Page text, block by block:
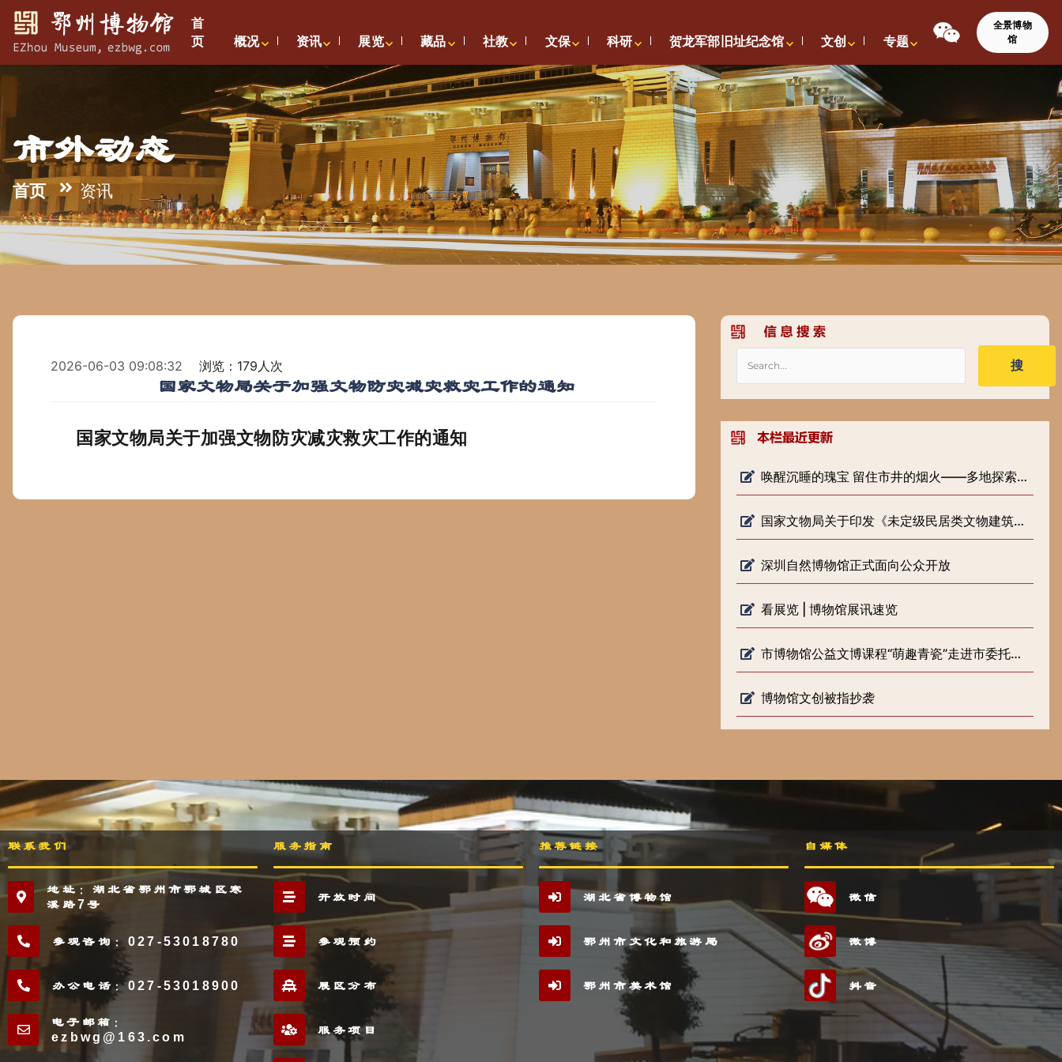
首
页
概况 资讯 展览 藏品 社教 文保 科研 贺龙军部旧址纪念馆 文创 专题
全景博物
馆
市外动态
首页 资讯
2026-06-03 09:08:32 浏览：179人次
国家文物局关于加强文物防灾减灾救灾工作的通知
国家文物局关于加强文物防灾减灾救灾工作的通知
搜
唤醒沉睡的瑰宝 留住市井的烟火——多地探索低级别文物保护新路径
国家文物局关于印发《未定级民居类文物建筑修缮审批工作指引（试行）》的通知
深圳自然博物馆正式面向公众开放
看展览 | 博物馆展讯速览
市博物馆公益文博课程“萌趣青瓷”走进市委托管课堂
博物馆文创被指抄袭
联系我们
地址：湖北省鄂州市鄂城区寒
溪路7号
参观咨询：027-53018780
办公电话：027-53018900
电子邮箱：
ezbwg@163.com
服务指南
开放时间
参观预约
展区分布
服务项目
推荐链接
湖北省博物馆
鄂州市文化和旅游局
鄂州市美术馆
自媒体
微信
微博
抖音